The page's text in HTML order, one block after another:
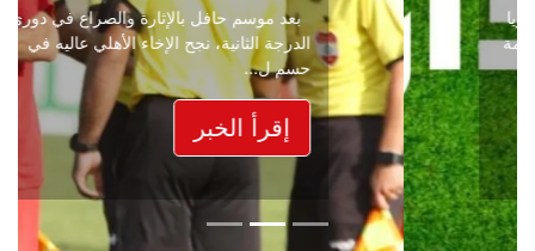
بعد موسم حافل بالإثارة والصراع في دوري
الدرجة الثانية، نجح الإخاء الأهلي عاليه في
حسم ل...
إقرأ الخبر